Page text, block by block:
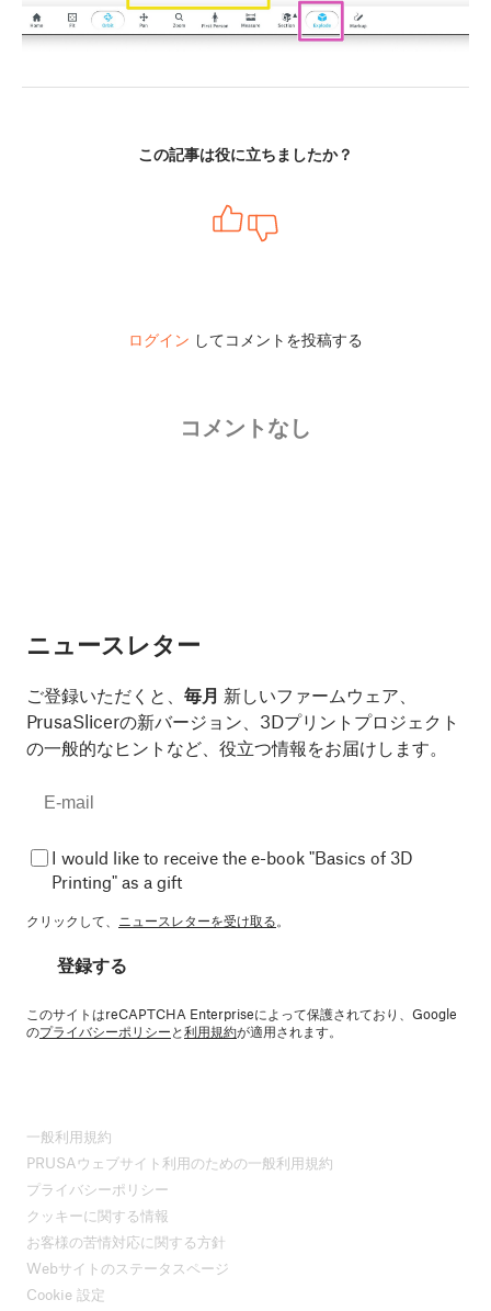
この記事は役に立ちましたか？
ログイン してコメントを投稿する
コメントなし
ニュースレター
ご登録いただくと、 毎月 新しいファームウェア、
PrusaSlicerの新バージョン、3Dプリントプロジェクト
の一般的なヒントなど、役立つ情報をお届けします。
I would like to receive the e-book "Basics of 3D
Printing" as a gift
クリックして、 ニュースレターを受け取る。
登録する
このサイトはreCAPTCHA Enterpriseによって保護されており、Google
のプライバシーポリシーと利用規約が適用されます。
一般利用規約
PRUSAウェブサイト利用のための一般利用規約
プライバシーポリシー
クッキーに関する情報
お客様の苦情対応に関する方針
Webサイトのステータスページ
Cookie 設定